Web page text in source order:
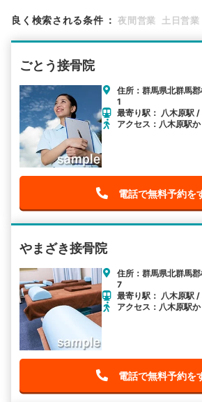
検索する
その他の検索方法
駅から探す
良く検索される条件 ： 夜間営業 土日営業
ごとう接骨院
住所：群馬県北群馬
1
最寄り駅： 八木原駅
アクセス：八木原駅
電話で無料予約を
やまざき接骨院
住所：群馬県北群馬
7
最寄り駅： 八木原駅
アクセス：八木原駅
電話で無料予約を